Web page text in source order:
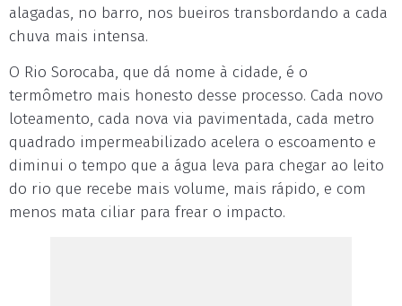
alagadas, no barro, nos bueiros transbordando a cada
chuva mais intensa.
O Rio Sorocaba, que dá nome à cidade, é o
termômetro mais honesto desse processo. Cada novo
loteamento, cada nova via pavimentada, cada metro
quadrado impermeabilizado acelera o escoamento e
diminui o tempo que a água leva para chegar ao leito
do rio que recebe mais volume, mais rápido, e com
menos mata ciliar para frear o impacto.